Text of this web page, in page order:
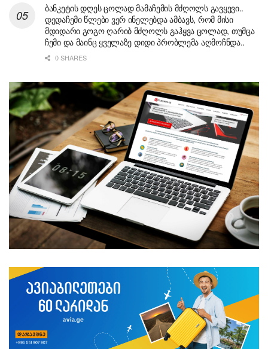
ბანკეტის დღეს ცოლად მამაჩემის მძღოლს გავყევი..
დედაჩემი წლები ვერ ინელებდა ამბავს, რომ მისი
მდიდარი გოგო ღარიბ მძღოლს გაჰყვა ცოლად, თუმცა
ჩემი და მაინც ყველაზე დიდი პრობლემა აღმოჩნდა..
0 SHARES